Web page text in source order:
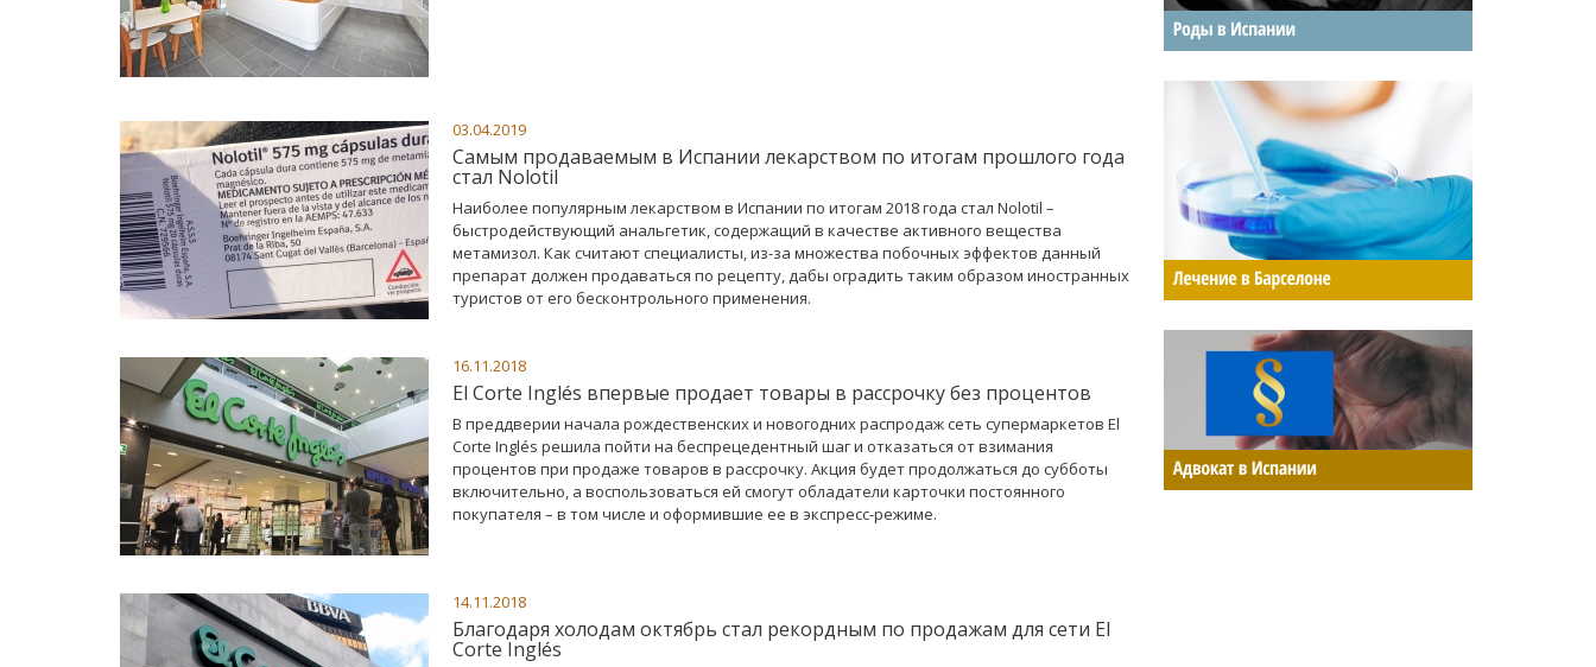
03.04.2019
Самым продаваемым в Испании лекарством по итогам прошлого года
стал Nolotil
Наиболее популярным лекарством в Испании по итогам 2018 года стал Nolotil –
быстродействующий анальгетик, содержащий в качестве активного вещества
метамизол. Как считают специалисты, из-за множества побочных эффектов данный
препарат должен продаваться по рецепту, дабы оградить таким образом иностранных
туристов от его бесконтрольного применения.
16.11.2018
El Corte Inglés впервые продает товары в рассрочку без процентов
В преддверии начала рождественских и новогодних распродаж сеть супермаркетов El
Corte Inglés решила пойти на беспрецедентный шаг и отказаться от взимания
процентов при продаже товаров в рассрочку. Акция будет продолжаться до субботы
включительно, а воспользоваться ей смогут обладатели карточки постоянного
покупателя – в том числе и оформившие ее в экспресс-режиме.
14.11.2018
Благодаря холодам октябрь стал рекордным по продажам для сети El
Corte Inglés